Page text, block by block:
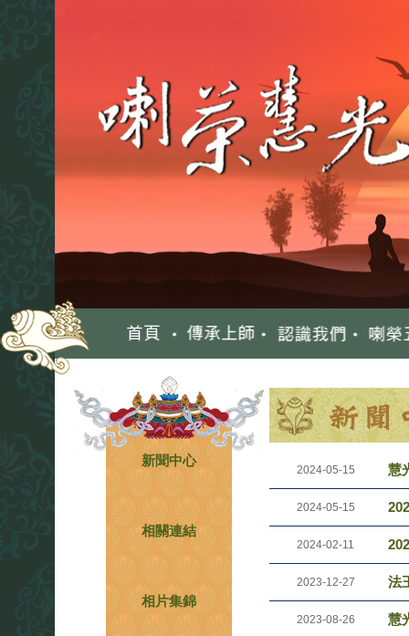
新聞中心
相關連結
相片集錦
2024-05-15 慧
2024-05-15
2024-02-11
2023-12-27 法
2023-08-26 慧